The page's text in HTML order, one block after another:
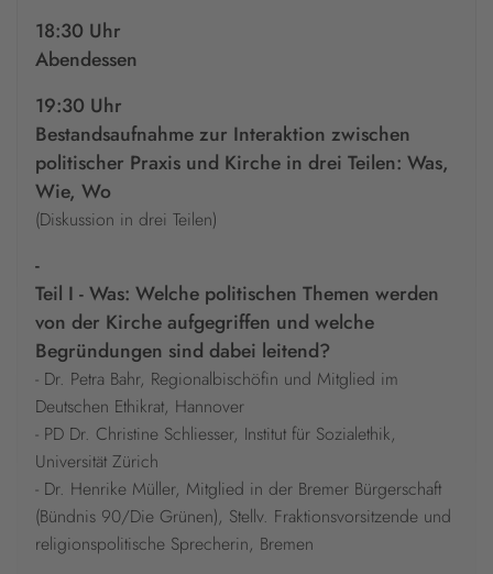
18:30 Uhr
Abendessen
19:30 Uhr
Bestandsaufnahme zur Interaktion zwischen
politischer Praxis und Kirche in drei Teilen: Was,
Wie, Wo
(Diskussion in drei Teilen)
-
Teil I - Was: Welche politischen Themen werden
von der Kirche aufgegriffen und welche
Begründungen sind dabei leitend?
- Dr. Petra Bahr, Regionalbischöfin und Mitglied im
Deutschen Ethikrat, Hannover
- PD Dr. Christine Schliesser, Institut für Sozialethik,
Universität Zürich
- Dr. Henrike Müller, Mitglied in der Bremer Bürgerschaft
(Bündnis 90/Die Grünen), Stellv. Fraktionsvorsitzende und
religionspolitische Sprecherin, Bremen